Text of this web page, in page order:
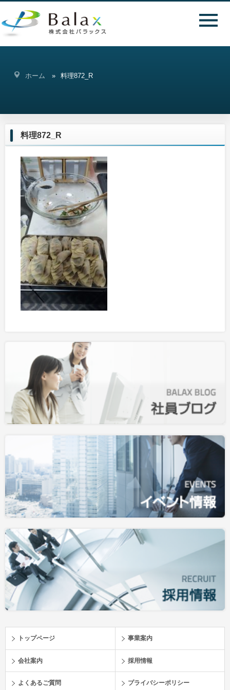
ホーム 料理872_R
料理872_R
トップページ 事業案内
会社案内 採用情報
よくあるご質問 プライバシーポリシー